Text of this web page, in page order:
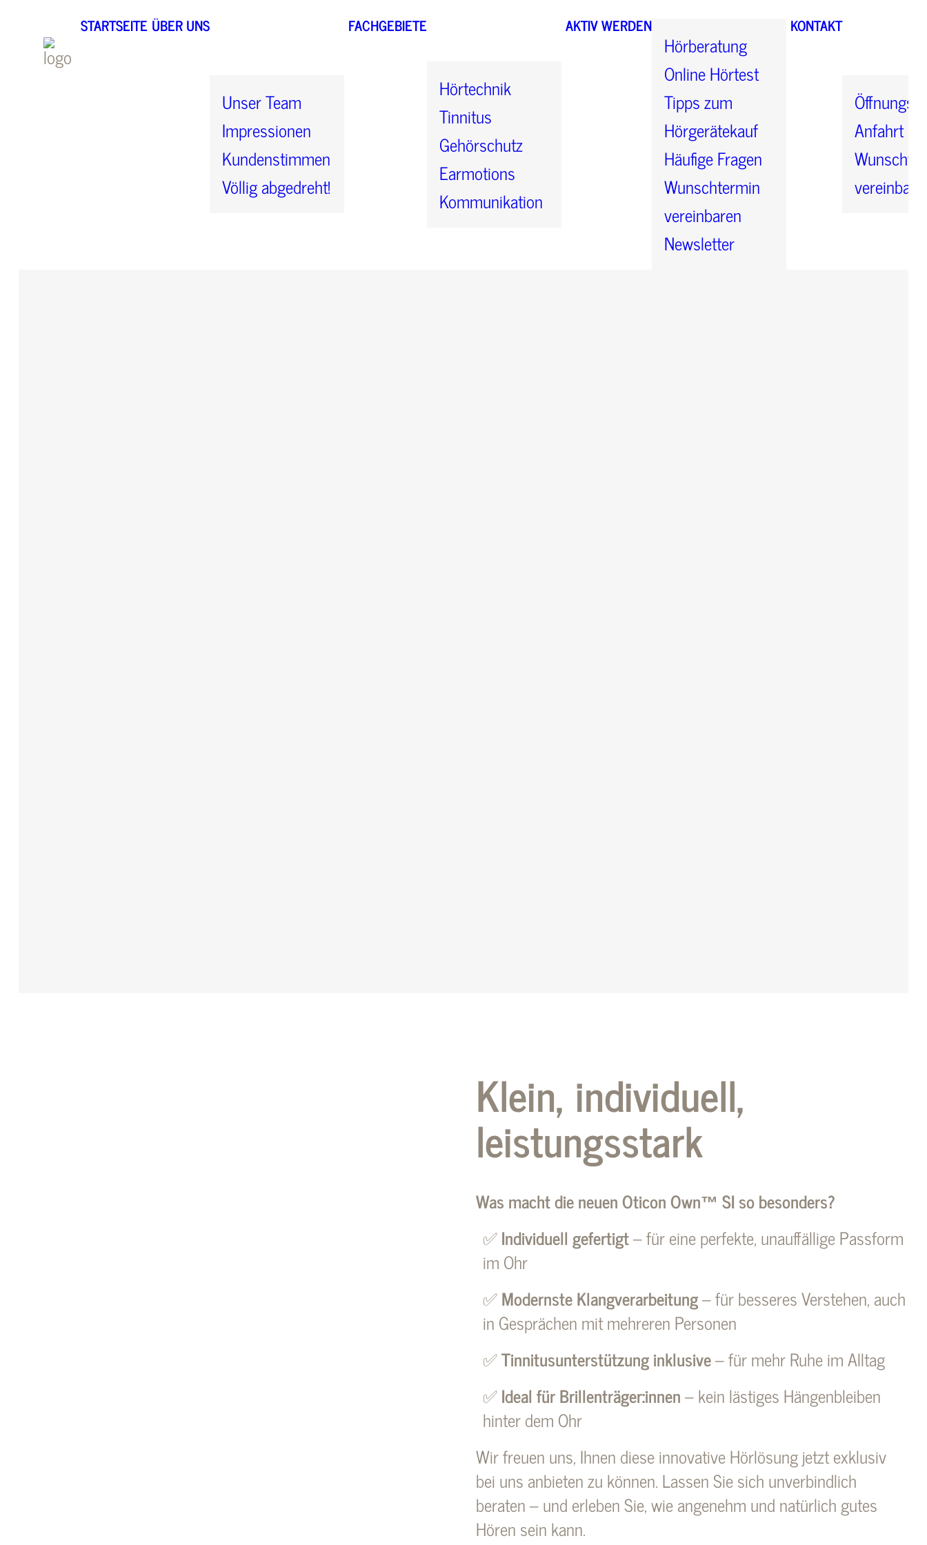
STARTSEITE ÜBER UNS
Unser Team
Impressionen
Kundenstimmen
Völlig abgedreht!
FACHGEBIETE
Hörtechnik
Tinnitus
Gehörschutz
Earmotions
Kommunikation
AKTIV WERDEN
Hörberatung
Online Hörtest
Tipps zum
Hörgerätekauf
Häufige Fragen
Wunschtermin
vereinbaren
Newsletter
KONTAKT
Anfahrt
Klein, individuell,
leistungsstark
Was macht die neuen Oticon Own™ SI so besonders?
✅Individuell gefertigt– für eine perfekte, unauffällige Passform
im Ohr
✅Modernste Klangverarbeitung– für besseres Verstehen, auch
in Gesprächen mit mehreren Personen
✅Tinnitusunterstützung inklusive– für mehr Ruhe im Alltag
✅Ideal für Brillenträger:innen– kein lästiges Hängenbleiben
hinter dem Ohr
Wir freuen uns, Ihnen diese innovative Hörlösung jetzt exklusiv
bei uns anbieten zu können. Lassen Sie sich unverbindlich
beraten – und erleben Sie, wie angenehm und natürlich gutes
Hören sein kann.